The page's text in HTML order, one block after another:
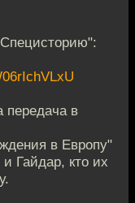
передача в
в Европу"
Гайдар, кто их